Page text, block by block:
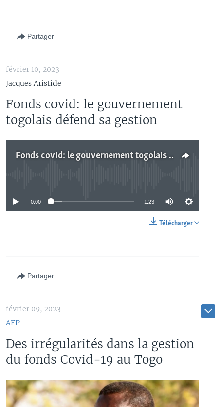
Partager
février 10, 2023
Jacques Aristide
Fonds covid: le gouvernement
togolais défend sa gestion
Fonds covid: le gouvernement togolais défend sa gestion
0:00 1:23
Télécharger
Partager
février 09, 2023
AFP
Des irrégularités dans la gestion
du fonds Covid-19 au Togo